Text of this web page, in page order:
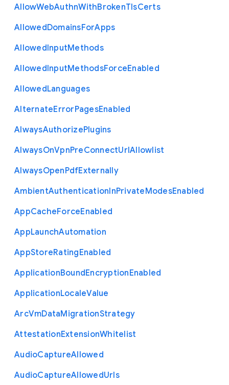
AllowWebAuthnWithBrokenTlsCerts
AllowedDomainsForApps
AllowedInputMethods
AllowedInputMethodsForceEnabled
AllowedLanguages
AlternateErrorPagesEnabled
AlwaysAuthorizePlugins
AlwaysOnVpnPreConnectUrlAllowlist
AlwaysOpenPdfExternally
AmbientAuthenticationInPrivateModesEnabled
AppCacheForceEnabled
AppLaunchAutomation
AppStoreRatingEnabled
ApplicationBoundEncryptionEnabled
ApplicationLocaleValue
ArcVmDataMigrationStrategy
AttestationExtensionWhitelist
AudioCaptureAllowed
AudioCaptureAllowedUrls